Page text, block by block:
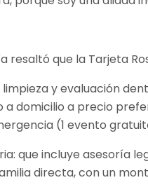
resaltó que la Tarjeta
y evaluación
a domicilio a precio
(1 evento
que incluye asesoría
directa, con un